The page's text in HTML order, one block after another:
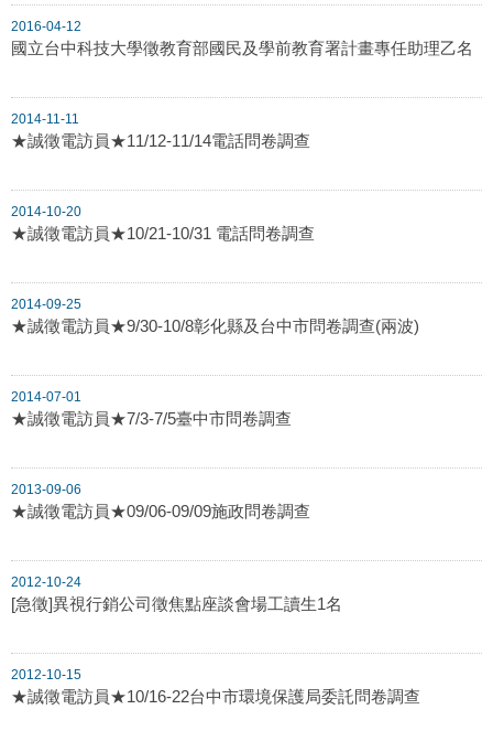
2016-04-12
國立台中科技大學徵教育部國民及學前教育署計畫專任助理乙名
2014-11-11
★誠徵電訪員★11/12-11/14電話問卷調查
2014-10-20
★誠徵電訪員★10/21-10/31 電話問卷調查
2014-09-25
★誠徵電訪員★9/30-10/8彰化縣及台中市問卷調查(兩波)
2014-07-01
★誠徵電訪員★7/3-7/5臺中市問卷調查
2013-09-06
★誠徵電訪員★09/06-09/09施政問卷調查
2012-10-24
[急徵]異視行銷公司徵焦點座談會場工讀生1名
2012-10-15
★誠徵電訪員★10/16-22台中市環境保護局委託問卷調查